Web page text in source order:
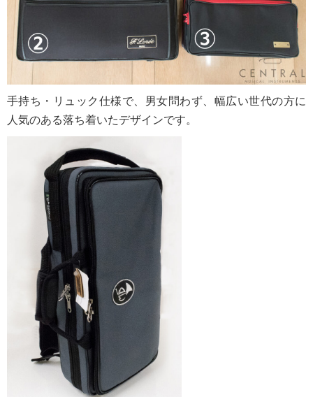
手持ち・リュック仕様で、男女問わず、幅広い世代の方に
人気のある落ち着いたデザインです。